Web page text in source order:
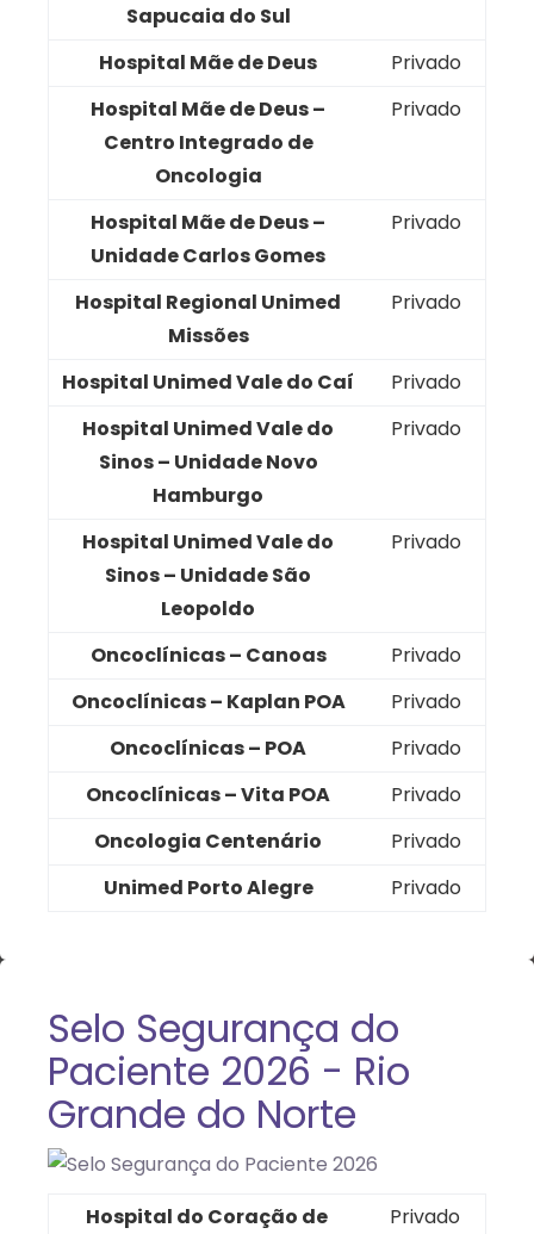
Sapucaia do Sul
Hospital Mãe de Deus
Privado
Hospital Mãe de Deus –
Centro Integrado de
Oncologia
Privado
Hospital Mãe de Deus –
Unidade Carlos Gomes
Privado
Hospital Regional Unimed
Missões
Privado
Hospital Unimed Vale do Caí
Privado
Hospital Unimed Vale do
Sinos – Unidade Novo
Hamburgo
Privado
Hospital Unimed Vale do
Sinos – Unidade São
Leopoldo
Privado
Oncoclínicas – Canoas
Privado
Oncoclínicas – Kaplan POA
Privado
Oncoclínicas – POA
Privado
Oncoclínicas – Vita POA
Privado
Oncologia Centenário
Privado
Unimed Porto Alegre
Privado
Selo Segurança do
Paciente 2026 - Rio
Grande do Norte
Hospital do Coração de
Privado